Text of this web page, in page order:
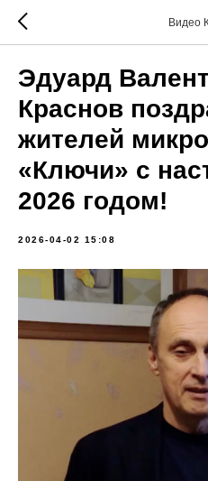
Видео
Эдуард
Краснов
жителей
«Ключи» с
2026 годом!
2026-04-02 15:08